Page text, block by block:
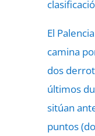
El
camina
dos
últimos
sitúan
puntos